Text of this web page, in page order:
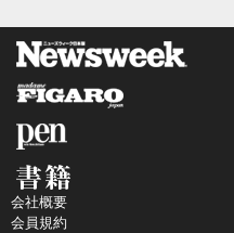
会社概要
会員規約